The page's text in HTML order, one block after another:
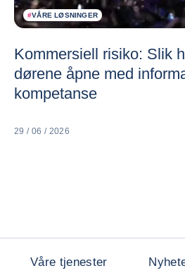
#VÅRE LØSNINGER
Kommersiell risiko: Slik
dørene åpne med
kompetanse
29 / 06 / 2026
Våre tjenester